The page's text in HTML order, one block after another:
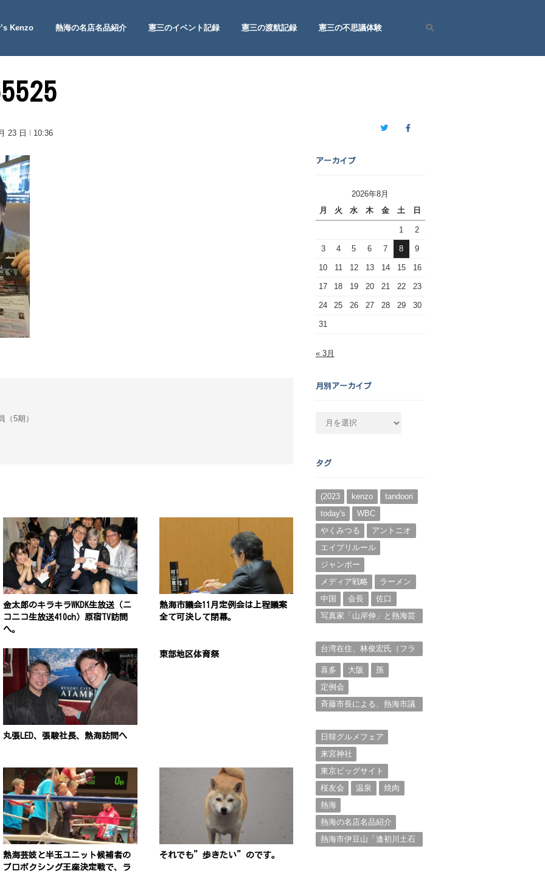
Site
Kenzo 熱海の名店名品紹介 憲三のイベント記録 憲三の渡航記録
憲三の不思議体験
23 日 10:36 TwitterFacebook
員（5期）
金太郎のキラキラWKDK生放送（ニ
コニコ生放送410ch）原宿TV訪問
へ。
熱海市議会11月定例会は上程議案
全て可決して閉幕。
丸張LED、張駿社長、熱海訪問へ
東部地区体育祭
熱海芸妓と半玉ユニット候補者の
プロボクシング王座決定戦で、ラ
それでも”歩きたい”のです。
アーカイブ
2026年8月
月
火 水 木 金 土 日
1 2
3 4 5 6 7 8 9
10 11 12 13 14 15 16
17 18 19 20 21 22 23
24 25 26 27 28 29 30
31
« 3月
月別アーカイブ
カ
ブ
タグ
(2023 kenzo
tandoori
today's
WBC
やくみつる
アントニオ
エイプリルール
ジャンボー
メディア戦略
ラーメン
中国
会長
佐口
写真家「山岸伸」と熱海芸
台湾在住、林俊宏氏（フラ
喜多
大阪
孫
定例会
斉藤市長による、熱海市議
日韓グルメフェア
来宮神社
東京ビッグサイト
桜友会
温泉
焼肉
熱海
熱海の名店名品紹介
熱海市伊豆山「逢初川土石